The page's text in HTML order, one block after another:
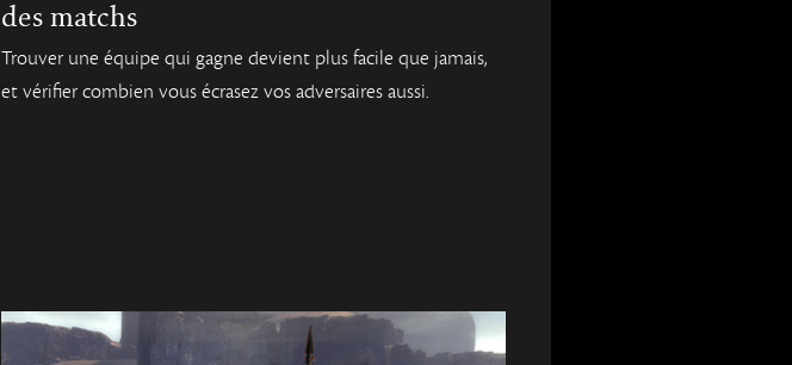
des matchs
Trouver une équipe qui gagne devient plus facile que jamais,
et vérifier combien vous écrasez vos adversaires aussi.